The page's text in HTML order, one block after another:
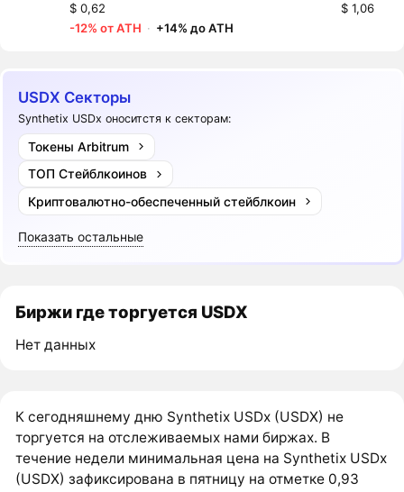
$ 0,62
$ 1,06
-12% от ATH · +14% до ATH
USDX Секторы
Synthetix USDx оноситстя к секторам:
Токены Arbitrum
ТОП Стейблкоинов
Криптовалютно-обеспеченный стейблкоин
Показать остальные
Биржи где торгуется USDX
Нет данных
К сегодняшнему дню Synthetix USDx (USDX) не
торгуется на отслеживаемых нами биржах. В
течение недели минимальная цена на Synthetix USDx
(USDX) зафиксирована в пятницу на отметке 0,93